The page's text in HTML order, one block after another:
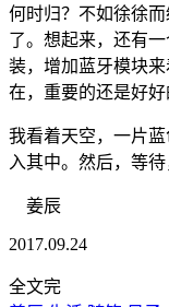
何时归？不如徐徐
了。想起来，还有
装，增加蓝牙模块
在，重要的还是好好
我看着天空，一片
入其中。然后，等待
姜辰
2017.09.24
全文完